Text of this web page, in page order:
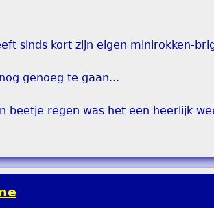
sinds kort zijn eigen minirokken-
genoeg te gaan...
beetje regen was het een heerlijk